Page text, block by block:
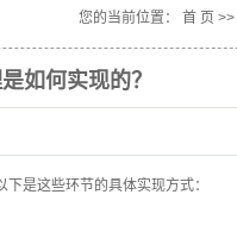
您的当前位置： 首 页 >>
如何实现的？
是这些环节的具体实现方式：